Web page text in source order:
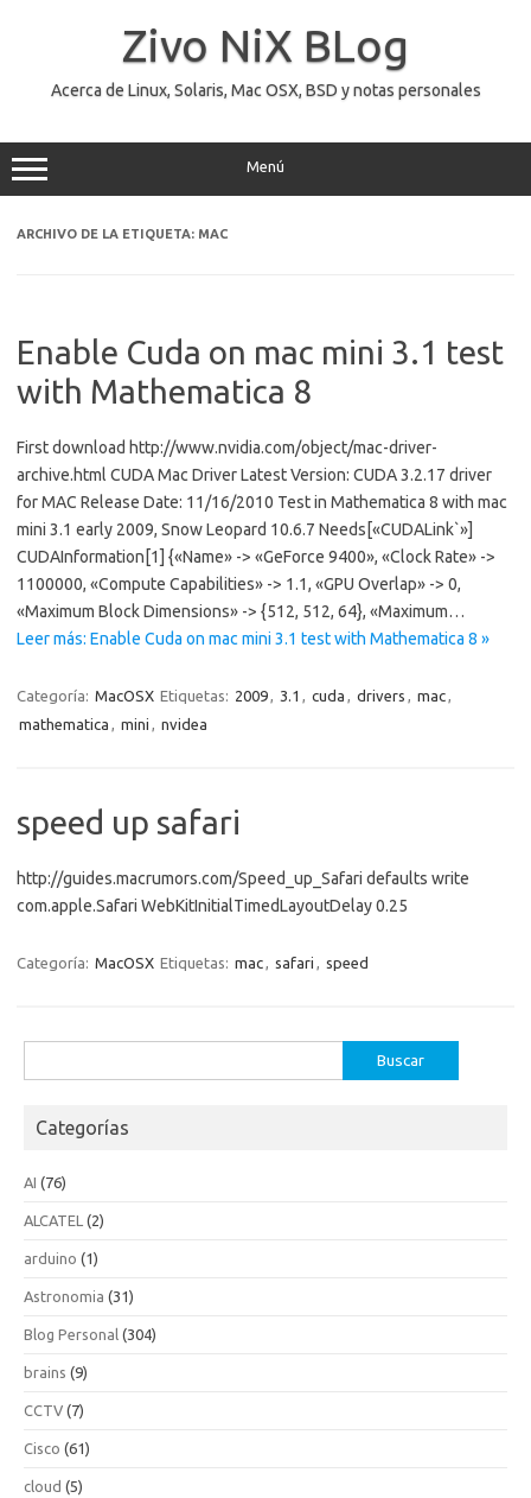
Zivo NiX BLog
Acerca de Linux, Solaris, Mac OSX, BSD y notas personales
Menú
ARCHIVO DE LA ETIQUETA: MAC
Enable Cuda on mac mini 3.1 test
with Mathematica 8
First download http://www.nvidia.com/object/mac-driver-
archive.html CUDA Mac Driver Latest Version: CUDA 3.2.17 driver
for MAC Release Date: 11/16/2010 Test in Mathematica 8 with mac
mini 3.1 early 2009, Snow Leopard 10.6.7 Needs[«CUDALink`»]
CUDAInformation[1] {«Name» -> «GeForce 9400», «Clock Rate» ->
1100000, «Compute Capabilities» -> 1.1, «GPU Overlap» -> 0,
«Maximum Block Dimensions» -> {512, 512, 64}, «Maximum…
Leer más: Enable Cuda on mac mini 3.1 test with Mathematica 8 »
Categoría: MacOSX Etiquetas: 2009, 3.1 , cuda , drivers , mac,
mathematica , mini , nvidea
speed up safari
http://guides.macrumors.com/Speed_up_Safari defaults write
com.apple.Safari WebKitInitialTimedLayoutDelay 0.25
Categoría: MacOSX Etiquetas: mac, safari , speed
Categorías
AI (76)
ALCATEL (2)
arduino (1)
Astronomia (31)
Blog Personal (304)
brains (9)
CCTV (7)
Cisco (61)
cloud (5)